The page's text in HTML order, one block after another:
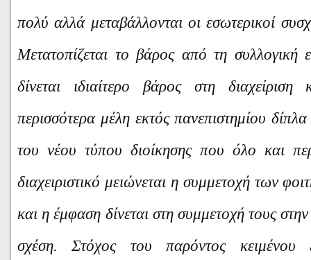
πολύ αλλά μεταβάλλονται οι εσωτερικοί
Μετατοπίζεται το βάρος από τη συλλογική
δίνεται ιδιαίτερο βάρος στη
περισσότερα μέλη εκτός πανεπιστημίου
του νέου τύπου διοίκησης που όλο και
διαχειριστικό μειώνεται η συμμετοχή των
και η έμφαση δίνεται στη συμμετοχή τους
σχέση. Στόχος του παρόντος κειμένου